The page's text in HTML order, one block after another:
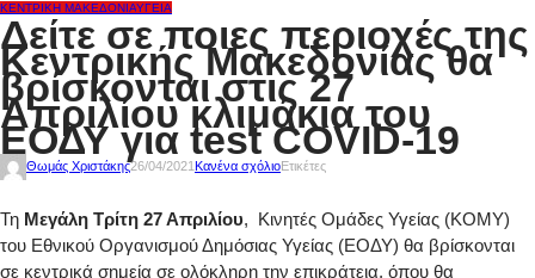
ΚΕΝΤΡΙΚΉ ΜΑΚΕΔΟΝΊΑΥΓΕΊΑ
Δείτε σε ποιες περιοχές της
Κεντρικής Μακεδονίας θα
βρίσκονται στις 27
Απριλίου κλιμάκια του
ΕΟΔΥ για test COVID-19
Θωμάς Χριστάκης26/04/2021Κανένα σχόλιοΕτικέτες
Τη Μεγάλη Τρίτη 27 Απριλίου, Κινητές Ομάδες Υγείας (ΚΟΜΥ)
του Εθνικού Οργανισμού Δημόσιας Υγείας (ΕΟΔΥ) θα βρίσκονται
σε κεντρικά σημεία σε ολόκληρη την επικράτεια, όπου θα